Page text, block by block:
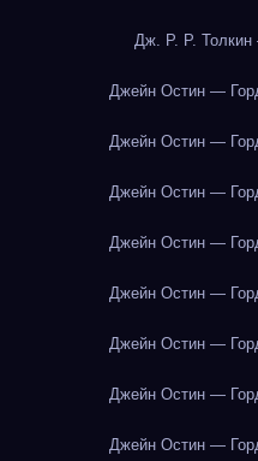
Дж. Р. Р.
Джейн Остин —
Джейн Остин —
Джейн Остин —
Джейн Остин —
Джейн Остин —
Джейн Остин —
Джейн Остин —
Джейн Остин —